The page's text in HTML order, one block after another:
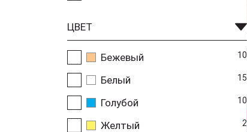
ЦВЕТ
Бежевый 10
Белый 15
Голубой 10
Желтый 2